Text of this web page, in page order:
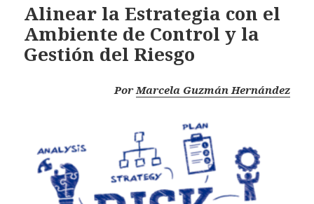
Alinear la Estrategia con el
Ambiente de Control y la
Gestión del Riesgo
Por Marcela Guzmán Hernández